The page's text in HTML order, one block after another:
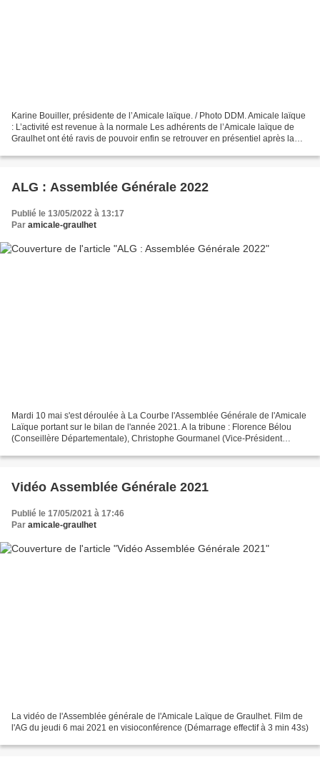
Karine Bouiller, présidente de l’Amicale laïque. / Photo DDM. Amicale laïque
: L’activité est revenue à la normale Les adhérents de l’Amicale laïque de
Graulhet ont été ravis de pouvoir enfin se retrouver en présentiel après la
ALG : Assemblée Générale 2022
Publié le 13/05/2022 à 13:17
Par amicale-graulhet
Mardi 10 mai s'est déroulée à La Courbe l'Assemblée Générale de l'Amicale
Laïque portant sur le bilan de l'année 2021. A la tribune : Florence Bélou
(Conseillère Départementale), Christophe Gourmanel (Vice-Président
Vidéo Assemblée Générale 2021
Publié le 17/05/2021 à 17:46
Par amicale-graulhet
La vidéo de l'Assemblée générale de l'Amicale Laïque de Graulhet. Film de
l'AG du jeudi 6 mai 2021 en visioconférence (Démarrage effectif à 3 min 43s)